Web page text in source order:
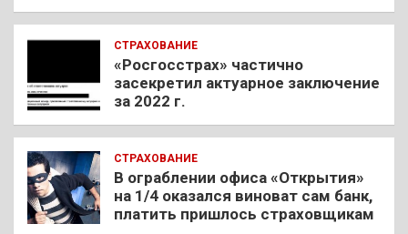
СТРАХОВАНИЕ
«Росгосстрах» частично
засекретил актуарное заключение
за 2022 г.
СТРАХОВАНИЕ
В ограблении офиса «Открытия»
на 1/4 оказался виноват сам банк,
платить пришлось страховщикам